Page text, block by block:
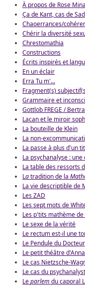
À propos de Rose
Ça de Kant, cas de
Chaoerrances/
Chérir la diversité
Chrestomathia
Constructions
Écrits inspirés et
En un éclair
Erra Tu m'...
Fragment(s)
Grammaire et
Gottlob FREGE /
Lacan et le miroir
La bouteille de Klein
La non-
La passe à plus d'un
La psychanalyse :
La table des ressorts
Latradition de la
La vie descriptible de
Les ZAD
Les sept mots de
Les p'tits mathème de
Le sexe de la vérité
Le rectum est-il une
Le Pendule du
Le petit théâtre
Le cas Nietzsche-
Le cas du
Leparlem du caporal